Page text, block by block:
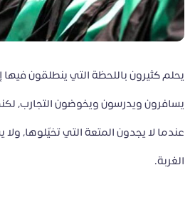
يحلم كثيرون باللحظة التي ينطلقون
يسافرون ويدرسون ويخوضون التجارب،
عندما لا يجدون المتعة التي تخيّلوها،
الغربة.